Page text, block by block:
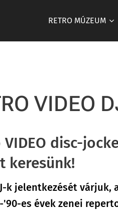
RETRO MÚZEUM
VIDEO
VIDEO disc-
keresünk!
k jelentkezését várjuk,
'90-es évek zenei